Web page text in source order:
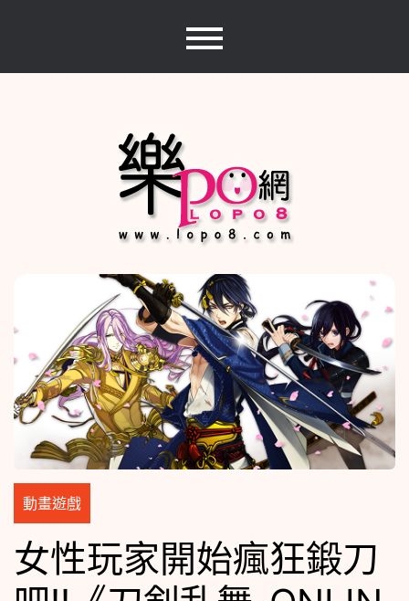
樂PO網
分享你的樂事，樂PO吧~
動畫遊戲
女性玩家開始瘋狂鍛刀